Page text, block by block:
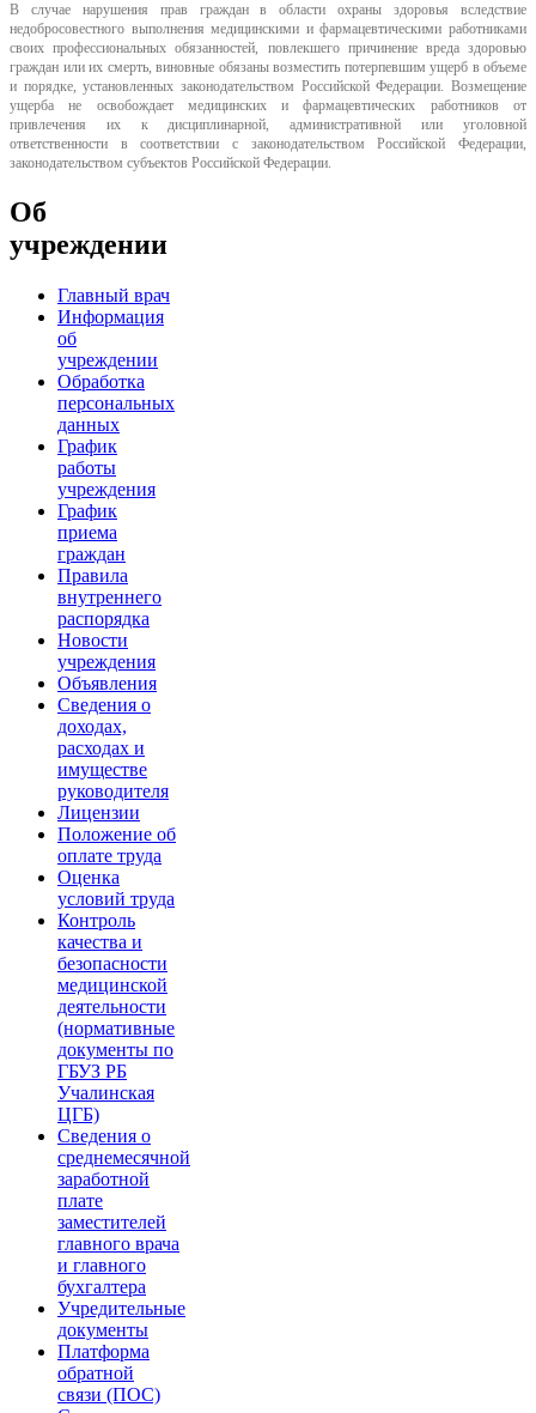
В случае нарушения прав граждан в области охраны здоровья вследствие
недобросовестного выполнения медицинскими и фармацевтическими работниками
своих профессиональных обязанностей, повлекшего причинение вреда здоровью
граждан или их смерть, виновные обязаны возместить потерпевшим ущерб в объеме
и порядке, установленных законодательством Российской Федерации. Возмещение
ущерба не освобождает медицинских и фармацевтических работников от
привлечения их к дисциплинарной, административной или уголовной
ответственности в соответствии с законодательством Российской Федерации,
законодательством субъектов Российской Федерации.
Об
учреждении
Главный врач
Информация
об
учреждении
Обработка
персональных
данных
График
работы
учреждения
График
приема
граждан
Правила
внутреннего
распорядка
Новости
учреждения
Объявления
Сведения о
доходах,
расходах и
имуществе
руководителя
Лицензии
Положение об
оплате труда
Оценка
условий труда
Контроль
качества и
безопасности
медицинской
деятельности
(нормативные
документы по
ГБУЗ РБ
Учалинская
ЦГБ)
Сведения о
среднемесячной
заработной
плате
заместителей
главного врача
и главного
бухгалтера
Учредительные
документы
Платформа
обратной
связи (ПОС)